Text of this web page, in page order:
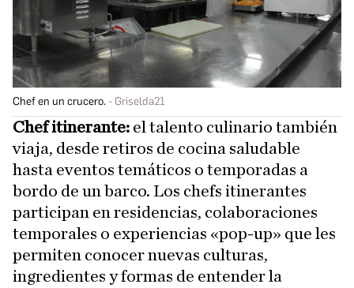
Chef en un crucero. Griselda21
Chef itinerante: el talento culinario también
viaja, desde retiros de cocina saludable
hasta eventos temáticos o temporadas a
bordo de un barco. Los chefs itinerantes
participan en residencias, colaboraciones
temporales o experiencias «pop-up» que les
permiten conocer nuevas culturas,
ingredientes y formas de entender la